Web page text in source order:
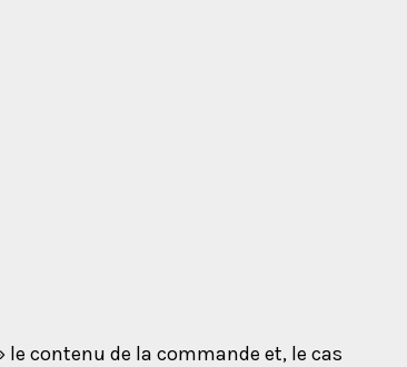
contenu de la commande et, le cas